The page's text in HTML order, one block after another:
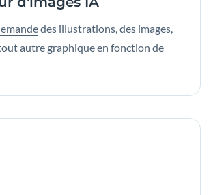
des illustrations, des images,
autre graphique en fonction de